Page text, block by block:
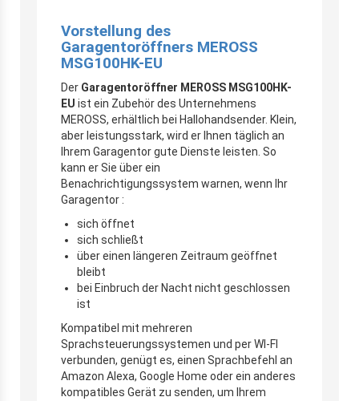
Vorstellung des
Garagentoröffners MEROSS
MSG100HK-EU
Der Garagentoröffner MEROSS MSG100HK-
EU ist ein Zubehör des Unternehmens
MEROSS, erhältlich bei Hallohandsender. Klein,
aber leistungsstark, wird er Ihnen täglich an
Ihrem Garagentor gute Dienste leisten. So
kann er Sie über ein
Benachrichtigungssystem warnen, wenn Ihr
Garagentor :
sich öffnet
sich schließt
über einen längeren Zeitraum geöffnet
bleibt
bei Einbruch der Nacht nicht geschlossen
ist
Kompatibel mit mehreren
Sprachsteuerungssystemen und per WI-FI
verbunden, genügt es, einen Sprachbefehl an
Amazon Alexa, Google Home oder ein anderes
kompatibles Gerät zu senden, um Ihrem